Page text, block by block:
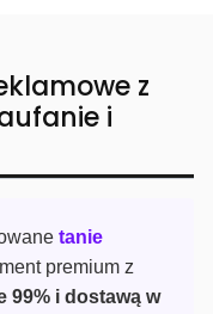
z
i
tanie
premium z
99% i dostawą w